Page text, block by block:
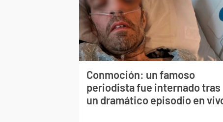
Conmoción: un famoso
periodista fue internado tras
un dramático episodio en